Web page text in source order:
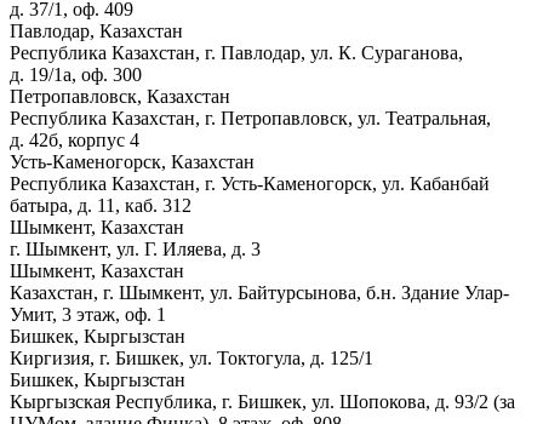
д. 37/1, оф. 409
Павлодар, Казахстан
Республика Казахстан, г. Павлодар, ул. К. Сураганова,
д. 19/1а, оф. 300
Петропавловск, Казахстан
Республика Казахстан, г. Петропавловск, ул. Театральная,
д. 42б, корпус 4
Усть-Каменогорск, Казахстан
Республика Казахстан, г. Усть-Каменогорск, ул. Кабанбай
батыра, д. 11, каб. 312
Шымкент, Казахстан
г. Шымкент, ул. Г. Иляева, д. 3
Шымкент, Казахстан
Казахстан, г. Шымкент, ул. Байтурсынова, б.н. Здание Улар-
Умит, 3 этаж, оф. 1
Бишкек, Кыргызстан
Киргизия, г. Бишкек, ул. Токтогула, д. 125/1
Бишкек, Кыргызстан
Кыргызская Республика, г. Бишкек, ул. Шопокова, д. 93/2 (за